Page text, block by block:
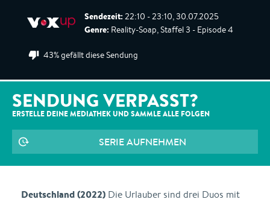
Sendezeit: 22:10 - 23:10, 30.07.2025
Genre: Reality-Soap, Staffel 3 - Episode 4
43% gefällt diese Sendung
SENDUNG VERPASST?
ERSTELLE DEINE MEDIATHEK UND SAMMLE ALLE FOLGEN
SERIE AUFNEHMEN
Deutschland (2022) Die Urlauber sind drei Duos mit